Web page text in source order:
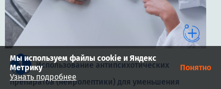
Использование антипсихотических
препаратов (нейролептики) для уменьшения
Мы используем файлы cookie и Яндекс
Метрику
Узнать подробнее
Понятно